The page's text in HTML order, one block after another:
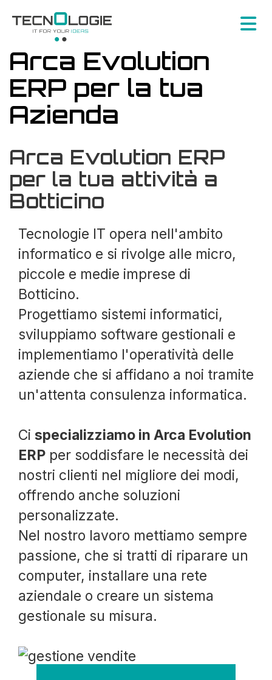
Arca Evolution
ERP per la tua
Azienda
Arca Evolution ERP
per la tua attività a
Botticino
Tecnologie IT opera nell'ambito
informatico e si rivolge alle micro,
piccole e medie imprese di
Botticino.
Progettiamo sistemi informatici,
sviluppiamo software gestionali e
implementiamo l'operatività delle
aziende che si affidano a noi tramite
un'attenta consulenza informatica.
Ci specializziamo in Arca Evolution
ERP per soddisfare le necessità dei
nostri clienti nel migliore dei modi,
offrendo anche soluzioni
personalizzate.
Nel nostro lavoro mettiamo sempre
passione, che si tratti di riparare un
computer, installare una rete
aziendale o creare un sistema
gestionale su misura.